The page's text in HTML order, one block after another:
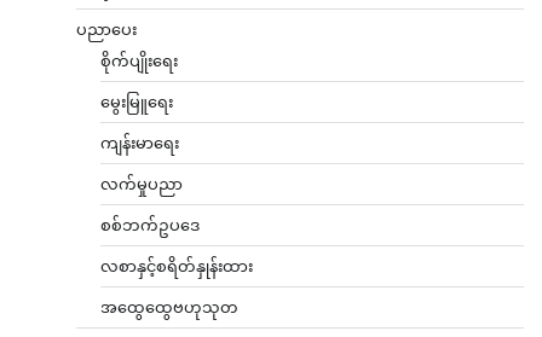
ပညာပေး
စိုက်ပျိုးရေး
မွေးမြူရေး
ကျန်းမာရေး
လက်မှုပညာ
စစ်ဘက်ဥပဒေ
လစာနှင့်စရိတ်နှုန်းထား
အထွေထွေဗဟုသုတ